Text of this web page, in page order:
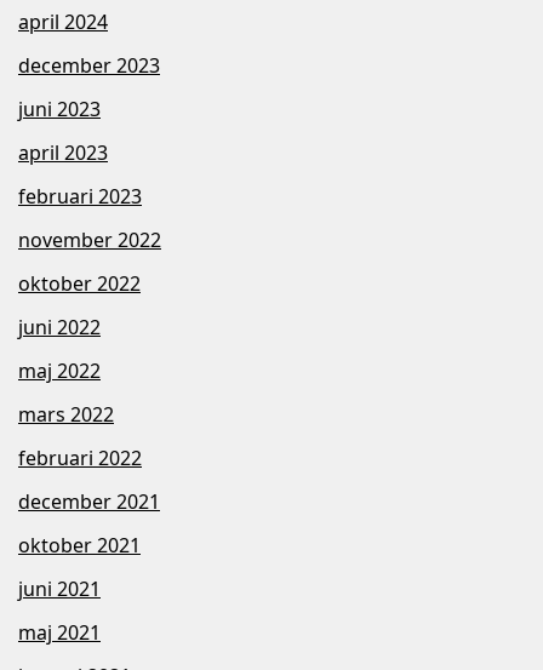
april 2024
december 2023
juni 2023
april 2023
februari 2023
november 2022
oktober 2022
juni 2022
maj 2022
mars 2022
februari 2022
december 2021
oktober 2021
juni 2021
maj 2021